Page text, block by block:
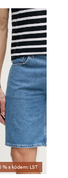
% s kódem: LST